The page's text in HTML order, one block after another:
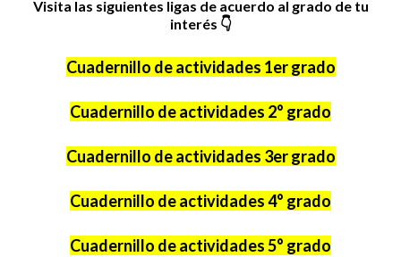
Visita las siguientes ligas de acuerdo al grado de tu
interés 👇
Cuadernillo de actividades 1er grado
Cuadernillo de actividades 2° grado
Cuadernillo de actividades 3er grado
Cuadernillo de actividades 4° grado
Cuadernillo de actividades 5° grado